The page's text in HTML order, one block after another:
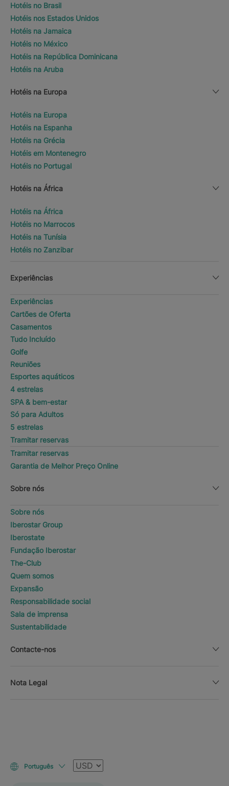
Hotéis no Brasil
Hotéis nos Estados Unidos
Hotéis na Jamaica
Hotéis no México
Hotéis na República Dominicana
Hotéis na Aruba
Hotéis na Europa
Hotéis na Europa
Hotéis na Espanha
Hotéis na Grécia
Hotéis em Montenegro
Hotéis no Portugal
Hotéis na África
Hotéis na África
Hotéis no Marrocos
Hotéis na Tunísia
Hotéis no Zanzibar
Experiências
Experiências
Cartões de Oferta
Casamentos
Tudo Incluído
Golfe
Reuniões
Esportes aquáticos
4 estrelas
SPA & bem-estar
Só para Adultos
5 estrelas
Tramitar reservas
Tramitar reservas
Garantia de Melhor Preço Online
Sobre nós
Sobre nós
Iberostar Group
Iberostate
Fundação Iberostar
The-Club
Quem somos
Expansão
Responsabilidade social
Sala de imprensa
Sustentabilidade
Contacte-nos
Nota Legal
Português Moeda